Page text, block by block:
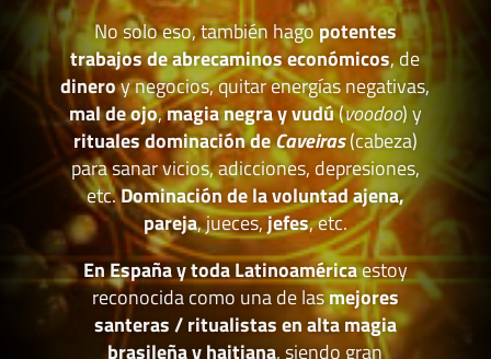
No solo eso, también hagopotentes
trabajos de abrecaminos económicos, de
dineroy negocios, quitar energías negativas,
mal de ojo,magia negra y vudú(voodoo) y
rituales dominación deCaveiras(cabeza)
para sanar vicios, adicciones, depresiones,
etc.Dominación de la voluntad ajena,
pareja, jueces,jefes, etc.
En España y toda Latinoaméricaestoy
reconocida como una de lasmejores
santeras / ritualistas en alta magia
brasileña y haitiana, siendo gran